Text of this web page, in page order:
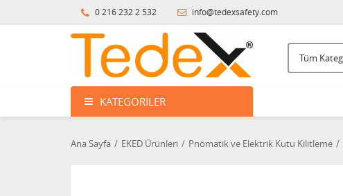
0 216 232 2 532 info@tedexsafety.com
KATEGORILER
Ana Sayfa EKED Ürünleri Pnömatik ve Elektrik Kutu Kilitleme